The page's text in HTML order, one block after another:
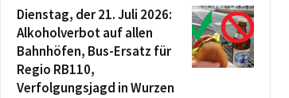
Dienstag, der 21. Juli 2026:
Alkoholverbot auf allen
Bahnhöfen, Bus-Ersatz für
Regio RB110,
Verfolgungsjagd in Wurzen